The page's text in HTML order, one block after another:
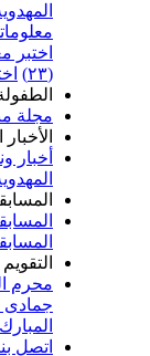
اختبر
المهدوية (٢٠)
معلوماتك
اختبر معلوماتك
المهدوية
منتظَر
القصص
المهدوية
ونشاطات
أخبار
المهدوية
الأولى
الرابعة
المهدوي
الحرام
صفر
رجب
شوال المكرّم